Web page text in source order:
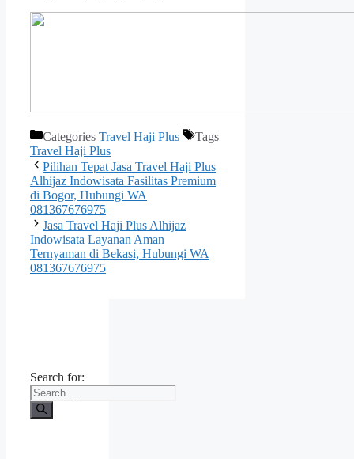
Categories Travel Haji Plus
Tags
Travel Haji Plus
Pilihan Tepat Jasa Travel Haji Plus
Alhijaz Indowisata Fasilitas Premium
di Bogor, Hubungi WA
081367676975
Jasa Travel Haji Plus Alhijaz
Indowisata Layanan Aman
Ternyaman di Bekasi, Hubungi WA
081367676975
Search for: